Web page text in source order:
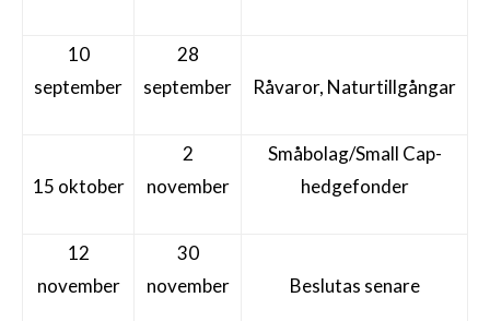
10
september
28
september
Råvaror, Naturtillgångar
15 oktober
2
november
Småbolag/Small Cap-
hedgefonder
12
november
30
november
Beslutas senare